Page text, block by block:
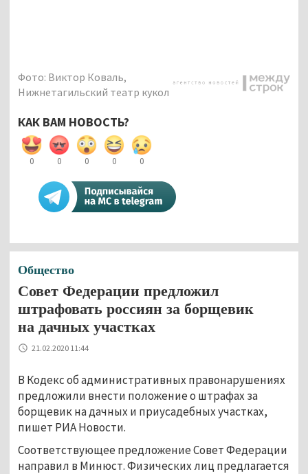
Фото: Виктор Коваль,
Нижнетагильский театр кукол
КАК ВАМ НОВОСТЬ?
0 0 0 0 0
Общество
Совет Федерации предложил
штрафовать россиян за борщевик
на дачных участках
21.02.2020 11:44
В Кодекс об административных правонарушениях
предложили внести положение о штрафах за
борщевик на дачных и приусадебных участках,
пишет РИА Новости.
Соответствующее предложение Совет Федерации
направил в Минюст. Физических лиц предлагается